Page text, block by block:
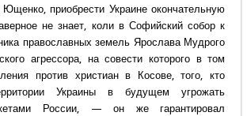
приобрести Украине окончательную
не знает, коли в Софийский собор к
православных земель Ярослава Мудрого
агрессора, на совести которого в том
против христиан в Косове, того, кто
Украины в будущем угрожать
России, — он же гарантировал